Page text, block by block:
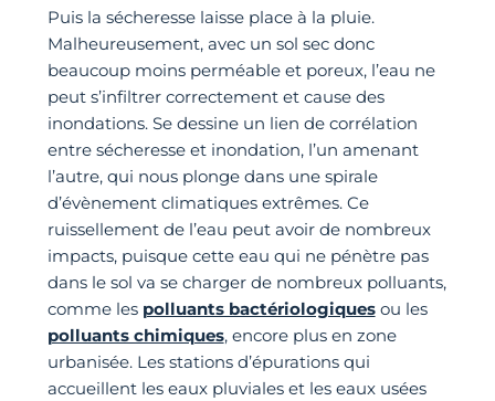
Puis la sécheresse laisse place à la pluie.
Malheureusement, avec un sol sec donc
beaucoup moins perméable et poreux, l’eau ne
peut s’infiltrer correctement et cause des
inondations. Se dessine un lien de corrélation
entre sécheresse et inondation, l’un amenant
l’autre, qui nous plonge dans une spirale
d’évènement climatiques extrêmes. Ce
ruissellement de l’eau peut avoir de nombreux
impacts, puisque cette eau qui ne pénètre pas
dans le sol va se charger de nombreux polluants,
comme les polluants bactériologiquesou les
polluants chimiques, encore plus en zone
urbanisée. Les stations d’épurations qui
accueillent les eaux pluviales et les eaux usées